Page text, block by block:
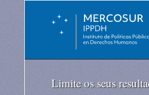
Limite os seus